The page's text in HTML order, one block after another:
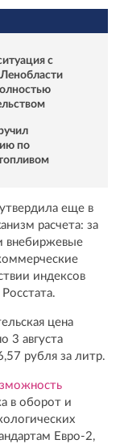
с
по
еще в
расчета: за
внебиржевые
индексов
цена
3 августа
рубля за литр.
в оборот и
Евро-2,